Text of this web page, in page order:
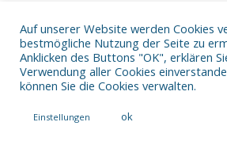
Datenschutz
Impressum
Auf unserer Website werden Cookies
bestmögliche Nutzung der Seite zu
Anklicken des Buttons "OK", erklären
Verwendung aller Cookies
können Sie die Cookies verwalten.
Einstellungen ok